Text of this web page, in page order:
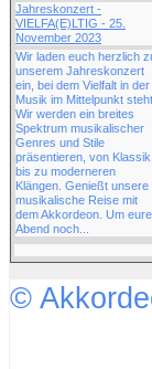
Jahreskonzert -
VIELFA(E)LTIG - 25.
November 2023
Wir laden euch herzlich
unserem Jahreskonzert
ein, bei dem Vielfalt in der
Musik im Mittelpunkt steht.
Wir werden ein breites
Spektrum musikalischer
Genres und Stile
präsentieren, von Klassik
bis zu moderneren
Klängen. Genießt unsere
musikalische Reise mit
dem Akkordeon. Um
Abend noch...
©